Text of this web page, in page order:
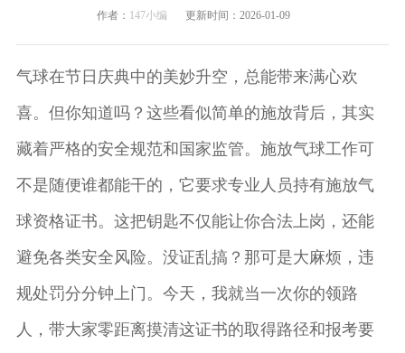
作者： 147小编 更新时间：2026-01-09
气球在节日庆典中的美妙升空，总能带来满心欢
喜。但你知道吗？这些看似简单的施放背后，其实
藏着严格的安全规范和国家监管。施放气球工作可
不是随便谁都能干的，它要求专业人员持有施放气
球资格证书。这把钥匙不仅能让你合法上岗，还能
避免各类安全风险。没证乱搞？那可是大麻烦，违
规处罚分分钟上门。今天，我就当一次你的领路
人，带大家零距离摸清这证书的取得路径和报考要